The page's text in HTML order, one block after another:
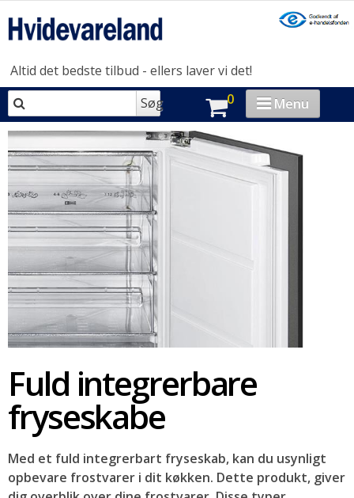
Altid det bedste tilbud - ellers laver vi det!
Søg
0 Menu
VASK & TØR
OPVASK
MADLAVNING
KØL & FRYS
HUSHOLDNING
BRAND-STORE
OUTLET
SOMMERUDSALG
Fuld integrerbare
fryseskabe
Med et fuld integrerbart fryseskab, kan du usynligt
opbevare frostvarer i dit køkken. Dette produkt, giver